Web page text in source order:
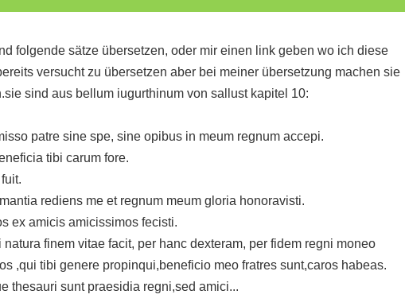
folgende sätze übersetzen, oder mir einen link geben wo ich diese
versucht zu übersetzen aber bei meiner übersetzung machen sie
sind aus bellum iugurthinum von sallust kapitel 10:
patre sine spe, sine opibus in meum regnum accepi.
tibi carum fore.
rediens me et regnum meum gloria honoravisti.
ex amicis amicissimos fecisti.
finem vitae facit, per hanc dexteram, per fidem regni moneo
,qui tibi genere propinqui,beneficio meo fratres sunt,caros habeas.
thesauri sunt praesidia regni,sed amici...